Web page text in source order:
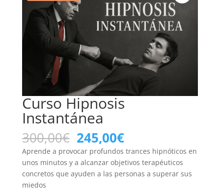
Curso Hipnosis
Instantánea
300,00€ El
precio
original
era:
300,00€.
245,00€El
precio
actual
es:
245,00€.
Aprende a provocar profundos trances hipnóticos en
unos minutos y a alcanzar objetivos terapéuticos
concretos que ayuden a las personas a superar sus
miedos